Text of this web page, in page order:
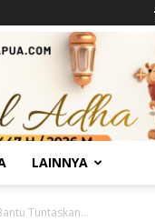
LAINNYA
Tuntaskan...